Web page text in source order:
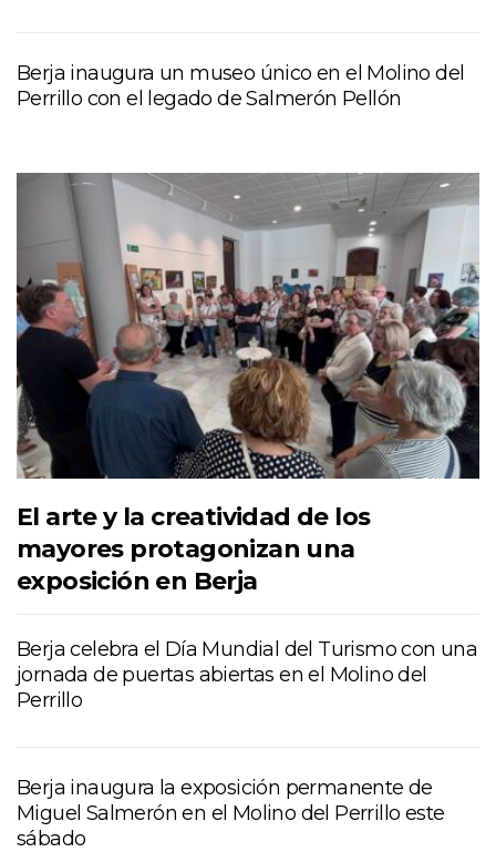
Berja inaugura un museo único en el Molino del
Perrillo con el legado de Salmerón Pellón
El arte y la creatividad de los
mayores protagonizan una
exposición en Berja
Berja celebra el Día Mundial del Turismo con una
jornada de puertas abiertas en el Molino del
Perrillo
Berja inaugura la exposición permanente de
Miguel Salmerón en el Molino del Perrillo este
sábado